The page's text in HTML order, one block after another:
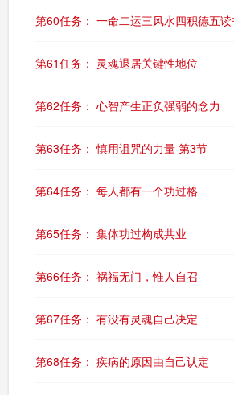
第60任务： 一命二运三风水四积德五读
第61任务： 灵魂退居关键性地位
第62任务： 心智产生正负强弱的念力
第63任务： 慎用诅咒的力量 第3节
第64任务： 每人都有一个功过格
第65任务： 集体功过构成共业
第66任务： 祸福无门，惟人自召
第67任务： 有没有灵魂自己决定
第68任务： 疾病的原因由自己认定